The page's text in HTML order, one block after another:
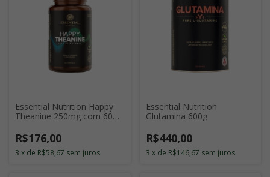
Essential Nutrition Happy
Theanine 250mg com 60
R$176,00
3 x de R$58,67 sem juros
Essential Nutrition
Glutamina 600g
R$440,00
3 x de R$146,67 sem juros